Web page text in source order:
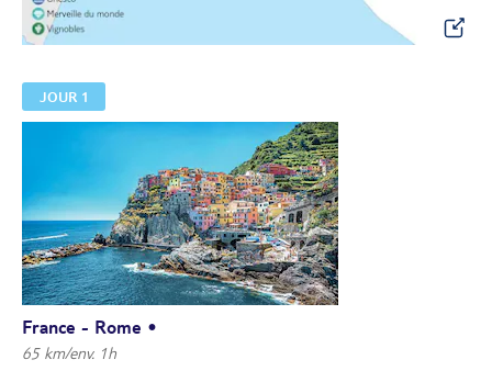
JOUR 1
France - Rome •
65 km/env. 1h